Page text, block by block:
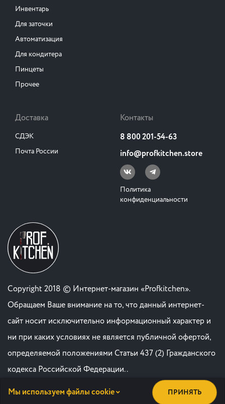
Инвентарь
Для заточки
Автоматизация
Для кондитера
Пинцеты
Прочее
Доставка
СДЭК
Почта России
Контакты
8 800 201-54-63
info@profkitchen.store
Политика
конфиденциальности
Copyright 2018 © Интернет-магазин «Profkitchen».
Обращаем Ваше внимание на то, что данный интернет-
сайт носит исключительно информационный характер и
ни при каких условиях не является публичной офертой,
определяемой положениями Статьи 437 (2) Гражданского
кодекса Российской Федерации. .
Мы используем файлы cookie
ПРИНЯТЬ